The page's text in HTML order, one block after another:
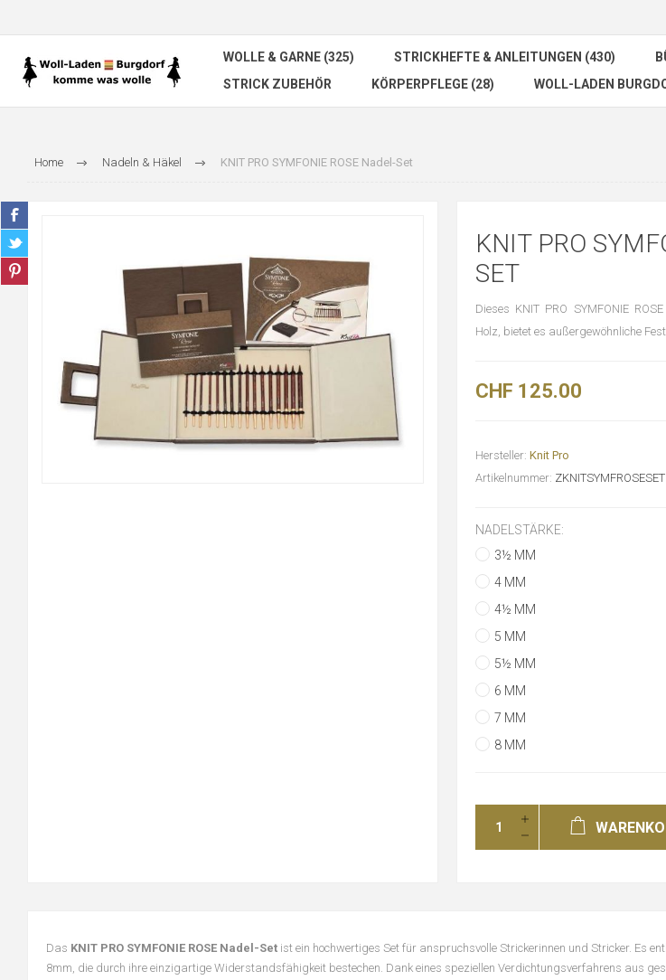
WOLLE & GARNE (325) STRICKHEFTE & ANLEITUNGEN (430)
STRICK ZUBEHÖR
KÖRPERPFLEGE (28) WOLL-LADEN
Home Nadeln & Häkel KNIT PRO SYMFONIE ROSE Nadel-Set
KNIT PRO
SET
Dieses KNIT PRO SYMFONIE
Holz, bietet es außergewöhnliche
CHF 125.00
Hersteller: Knit Pro
Artikelnummer: ZKNITSYMFROSESET
NADELSTÄRKE:
3½ MM
4 MM
4½ MM
5 MM
5½ MM
6 MM
7 MM
8 MM
Das KNIT PRO SYMFONIE ROSE Nadel-Set ist ein hochwertiges Set für anspruchsvolle Strickerinnen und Stricker. Es
8mm, die durch ihre einzigartige Widerstandsfähigkeit bestechen. Dank eines speziellen Verdichtungsverfahrens aus